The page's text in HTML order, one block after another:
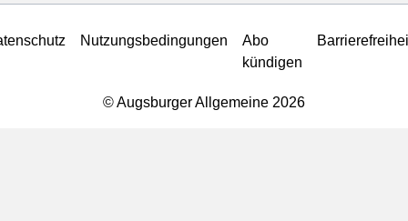
Nutzungsbedingungen
Abo
kündigen
© Augsburger Allgemeine 2026